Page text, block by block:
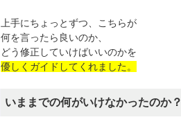
上手にちょっとずつ、こちらが
何を言ったら良いのか、
どう修正していけばいいのかを
優しくガイドしてくれました。
いままでの何がいけなかったのか？